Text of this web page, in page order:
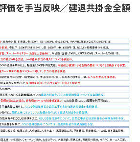
録について
ター会員一覧
要 お問い合わせ
個人情報保護方針
約
価を手当反映／建退共掛金全額
館が提供するサポーター会あ本員、無料
条件等について定めるものです。
WEB上で随時掲載するルールは本規約の
とします。
を得ることなく、随時変更されることが
、建設資料館WEB上に表示した時点で直
したものとみなします。